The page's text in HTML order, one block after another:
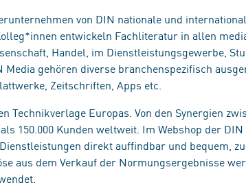
von DIN nationale und
entwickeln Fachliteratur in allen
Handel, im Dienstleistungsgewerbe,
gehören diverse branchenspezifisch
Zeitschriften, Apps etc.
Technikverlage Europas. Von den Synergien
150.000 Kunden weltweit. Im Webshop der DIN
direkt auffindbar und bequem,
aus dem Verkauf der Normungsergebnisse